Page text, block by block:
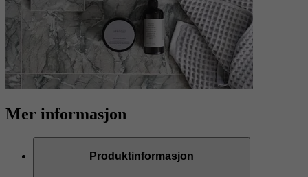
Mer informasjon
Produktinformasjon